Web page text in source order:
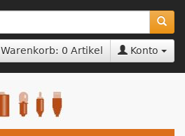
Warenkorb: 0 Artikel Konto